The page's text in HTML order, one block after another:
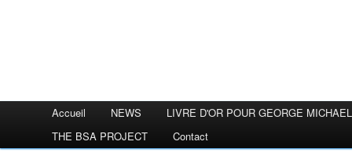
Accueil NEWS
LIVRE D'OR POUR GEORGE MICHAEL
THE BSA PROJECT
Contact